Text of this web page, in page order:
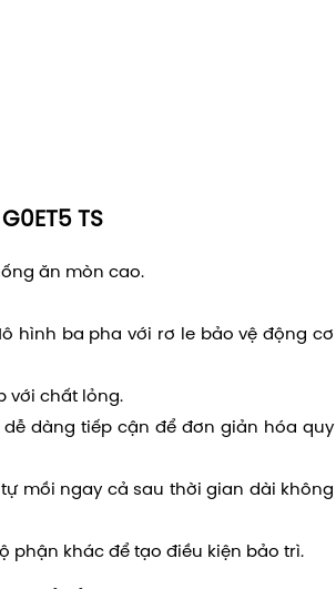
TS
ăn mòn cao.
hình ba pha với rơ le bảo vệ động cơ
với chất lỏng.
dàng tiếp cận để đơn giản hóa quy
mồi ngay cả sau thời gian dài không
phận khác để tạo điều kiện bảo trì.